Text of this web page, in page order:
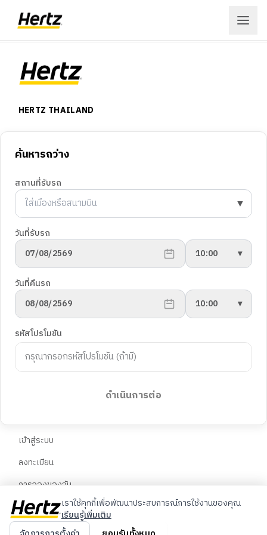
จอง
ลูกค้าองค์กร
สถานที่
ข้อเสนอ
ยานพาหนะ
พันธมิตร
Blog
ภาษา
🇬🇧English
🇨🇳中文
ค้นหารถว่าง
สถานที่รับรถ
▼
วันที่รับรถ
07/08/2569
10:00 ▾
วันที่คืนรถ
08/08/2569
10:00 ▾
รหัสโปรโมชัน
ดำเนินการต่อ
HERTZ THAILAND
การจองรถ
สถานที่ให้บริการ
เงื่อนไขในการให้บริการ
Hertz Fun Club
เกี่ยวกับเฮิร์ซ
ประวัติบริษัทฯ
นโยบายความเป็นส่วนตัว
การตั้งค่าคุกกี้
ฝ่ายสนับสนุนลูกค้า
คำถามที่พบบ่อย
ติดต่อเรา
เข้าสู่ระบบ
ลงทะเบียน
การจองของฉัน
© 2026 Hertz ประเทศไทย สงวนลิขสิทธิ์
เราใช้คุกกี้เพื่อพัฒนาประสบการณ์การใช้งานของคุณ
เรียนรู้เพิ่มเติม